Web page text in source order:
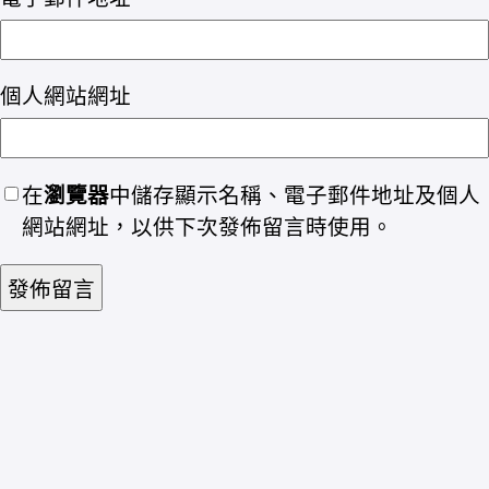
個人網站網址
在瀏覽器中儲存顯示名稱、電子郵件地址及個人
網站網址，以供下次發佈留言時使用。